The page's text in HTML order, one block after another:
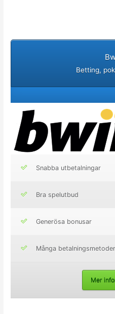
Betting,
Snabba utbetalningar
Bra spelutbud
Generösa bonusar
Många betalningsmetoder
Mer